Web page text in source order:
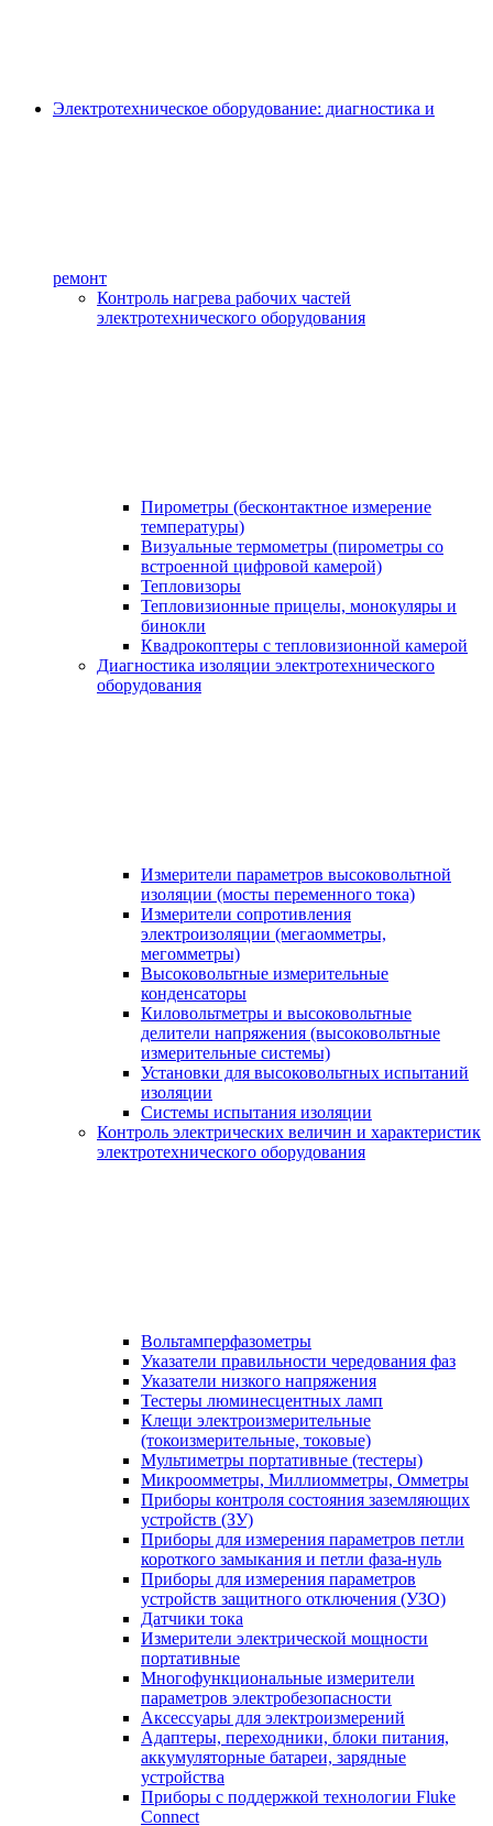
Электротехническое оборудование: диагностика и
ремонт
Контроль нагрева рабочих частей
электротехнического оборудования
Пирометры (бесконтактное измерение
температуры)
Визуальные термометры (пирометры со
встроенной цифровой камерой)
Тепловизоры
Тепловизионные прицелы, монокуляры и
бинокли
Квадрокоптеры с тепловизионной камерой
Диагностика изоляции электротехнического
оборудования
Измерители параметров высоковольтной
изоляции (мосты переменного тока)
Измерители сопротивления
электроизоляции (мегаомметры,
мегомметры)
Высоковольтные измерительные
конденсаторы
Киловольтметры и высоковольтные
делители напряжения (высоковольтные
измерительные системы)
Установки для высоковольтных испытаний
изоляции
Системы испытания изоляции
Контроль электрических величин и характеристик
электротехнического оборудования
Вольтамперфазометры
Указатели правильности чередования фаз
Указатели низкого напряжения
Тестеры люминесцентных ламп
Клещи электроизмерительные
(токоизмерительные, токовые)
Мультиметры портативные (тестеры)
Микроомметры, Миллиомметры, Омметры
Приборы контроля состояния заземляющих
устройств (ЗУ)
Приборы для измерения параметров петли
короткого замыкания и петли фаза-нуль
Приборы для измерения параметров
устройств защитного отключения (УЗО)
Датчики тока
Измерители электрической мощности
портативные
Многофункциональные измерители
параметров электробезопасности
Аксессуары для электроизмерений
Адаптеры, переходники, блоки питания,
аккумуляторные батареи, зарядные
устройства
Приборы с поддержкой технологии Fluke
Connect